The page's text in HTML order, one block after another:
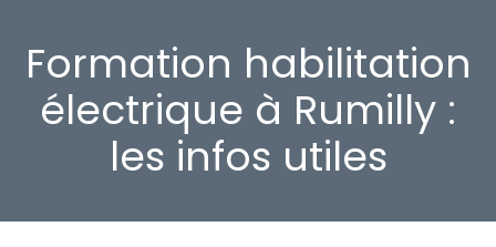
Formation habilitation
électrique à Rumilly :
les infos utiles